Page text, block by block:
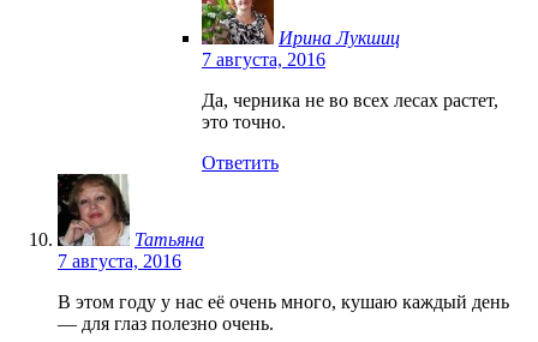
Ирина Лукшиц
7 августа, 2016
Да, черника не во всех лесах растет,
это точно.
Ответить
Татьяна
7 августа, 2016
В этом году у нас её очень много, кушаю каждый день
— для глаз полезно очень.